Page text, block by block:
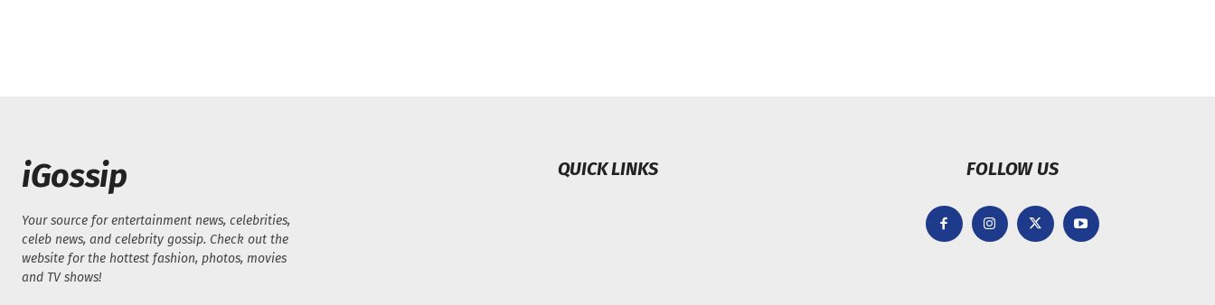
iGossip
Your source for entertainment news, celebrities,
celeb news, and celebrity gossip. Check out the
website for the hottest fashion, photos, movies
and TV shows!
QUICK LINKS FOLLOW US